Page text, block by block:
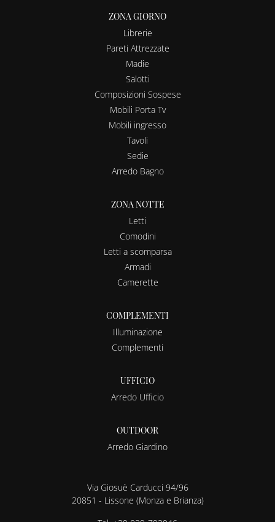
ZONA GIORNO
Librerie
Pareti Attrezzate
Madie
Salotti
Composizioni Sospese
Mobili Porta Tv
Mobili ingresso
Tavoli
Sedie
Arredo Bagno
ZONA NOTTE
Letti
Comodini
Letti a scomparsa
Armadi
Camerette
COMPLEMENTI
Illuminazione
Complementi
UFFICIO
Arredo Ufficio
OUTDOOR
Arredo Giardino
Via Giosuè Carducci 94/96
20851 - Lissone (Monza e Brianza)